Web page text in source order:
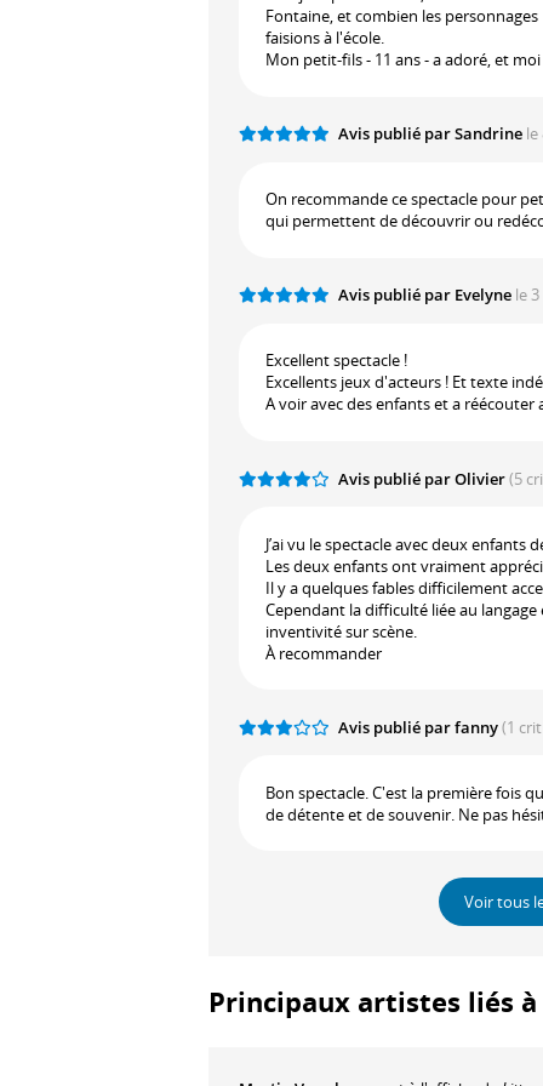
Fontaine, et combien les
faisions à l'école.
Mon petit-fils - 11 ans - a adoré, et
Avis publié par Sandrine le
On recommande ce spectacle pour
qui permettent de découvrir ou
Avis publié par Evelyne le
Excellent spectacle !
Excellents jeux d'acteurs ! Et texte
A voir avec des enfants et a réécouter
Avis publié par Olivier(5
J’ai vu le spectacle avec deux enfants
Les deux enfants ont vraiment
Il y a quelques fables difficilement
Cependant la difficulté liée au
inventivité sur scène.
À recommander
Avis publié par fanny(1
Bon spectacle. C'est la première fois
de détente et de souvenir. Ne pas
Voir tous
Principaux artistes liés